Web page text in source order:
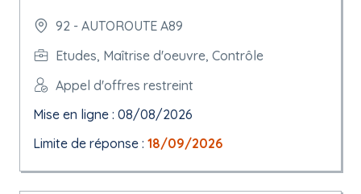
92 - AUTOROUTE A89
Etudes, Maîtrise d'oeuvre, Contrôle
Appel d'offres restreint
Mise en ligne : 08/08/2026
Limite de réponse : 18/09/2026